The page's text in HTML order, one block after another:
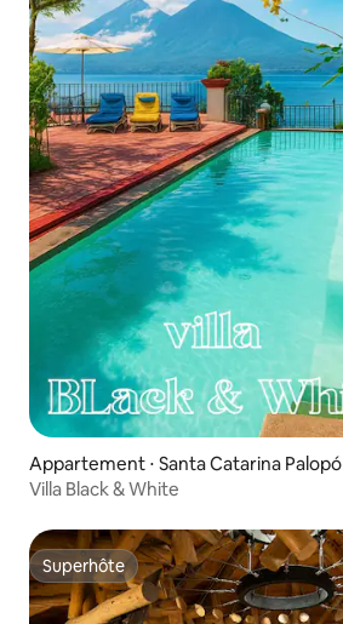
Appartement ⋅ Santa Catarina Palopó
Villa Black & White
Superhôte
Superhôte